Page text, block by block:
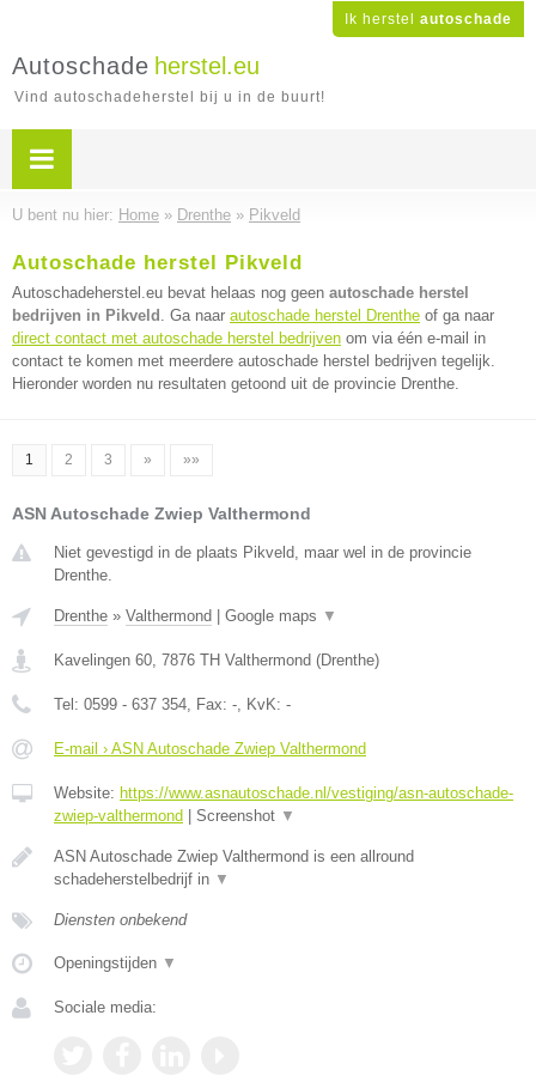
Ik herstel autoschade
Autoschade herstel.eu
Vind autoschadeherstel bij u in de buurt!
U bent nu hier: Home » Drenthe » Pikveld
Autoschade herstel Pikveld
Autoschadeherstel.eu bevat helaas nog geen autoschade herstel
bedrijven in Pikveld . Ga naar autoschade herstel Drenthe of ga naar
direct contact met autoschade herstel bedrijven om via één e-mail in
contact te komen met meerdere autoschade herstel bedrijven tegelijk.
Hieronder worden nu resultaten getoond uit de provincie Drenthe.
1 2 3 » »»
ASN Autoschade Zwiep Valthermond
Niet gevestigd in de plaats Pikveld, maar wel in de provincie
Drenthe.
Drenthe » Valthermond Google maps ▼
Kavelingen 60, 7876 TH Valthermond (Drenthe)
Tel: 0599 - 637 354, Fax: -, KvK: -
E-mail › ASN Autoschade Zwiep Valthermond
Website: https://www.asnautoschade.nl/vestiging/asn-autoschade-
zwiep-valthermond
Screenshot ▼
ASN Autoschade Zwiep Valthermond is een allround
schadeherstelbedrijf in ▼
Diensten onbekend
Openingstijden ▼
Sociale media: